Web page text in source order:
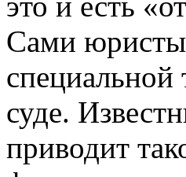
Сами юристы
специальной
суде.
приводит